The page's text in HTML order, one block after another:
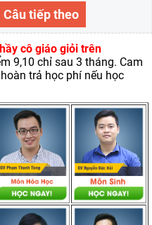
Câu tiếp theo
cô giáo giỏi trên
9,10 chỉ sau 3 tháng. Cam
trả học phí nếu học